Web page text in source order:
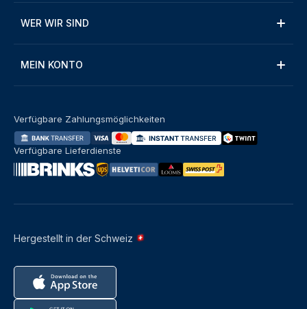
WER WIR SIND
MEIN KONTO
Hergestellt in der Schweiz
Verfügbare Zahlungsmöglichkeiten
Verfügbare Lieferdienste